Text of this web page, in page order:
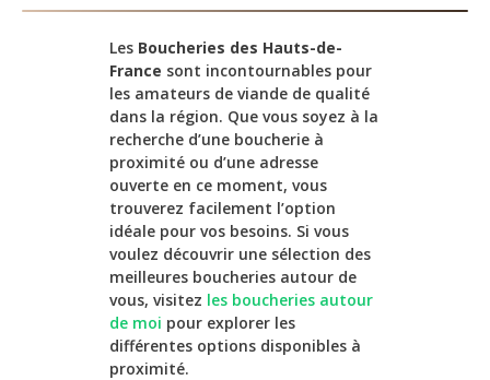
Les Boucheries des Hauts-de-
France sont incontournables pour
les amateurs de viande de qualité
dans la région. Que vous soyez à la
recherche d’une boucherie à
proximité ou d’une adresse
ouverte en ce moment, vous
trouverez facilement l’option
idéale pour vos besoins. Si vous
voulez découvrir une sélection des
meilleures boucheries autour de
vous, visitez les boucheries autour
de moi pour explorer les
différentes options disponibles à
proximité.